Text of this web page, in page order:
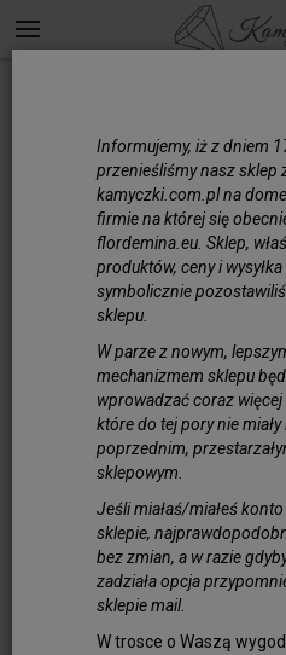
Informujemy, iż z dniem
przenieśliśmy nasz sklep
kamyczki.com.pl na
firmie na której się
flordemina.eu. Sklep,
produktów, ceny i
symbolicznie
sklepu.
W parze z nowym,
mechanizmem sklepu
wprowadzać coraz
które do tej pory nie
poprzednim,
sklepowym.
Jeśli miałaś/miałeś
sklepie,
bez zmian, a w razie
zadziała opcja
sklepie mail.
W trosce o Waszą
Kaboszon Preciosa
4,00
Do